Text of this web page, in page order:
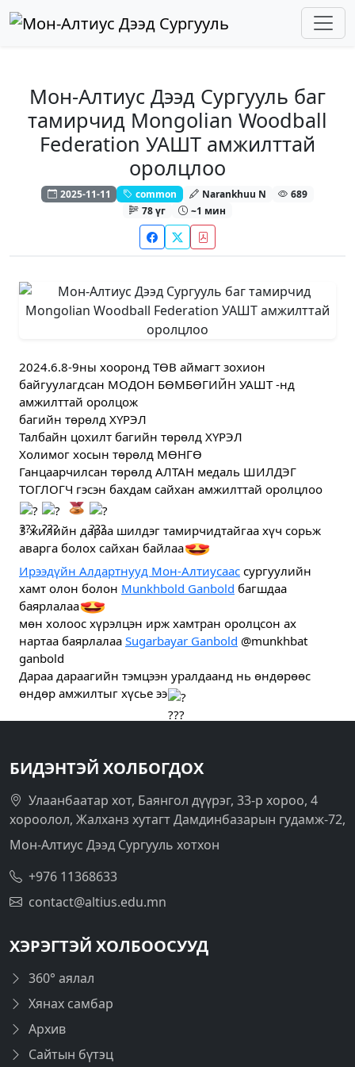
Мон-Алтиус Дээд Сургууль баг
тамирчид Mongolian Woodball
Federation УАШТ амжилттай
оролцлоо
2025-11-11 common Narankhuu N
689
78 үг
~1 мин
2024.6.8-9ны хооронд ТӨВ аймагт зохион
байгуулагдсан МОДОН БӨМБӨГИЙН УАШТ -нд
амжилттай оролцож
багийн төрөлд ХҮРЭЛ
Талбайн цохилт багийн төрөлд ХҮРЭЛ
Холимог хосын төрөлд МӨНГӨ
Ганцаарчилсан төрөлд АЛТАН мeдаль ШИЛДЭГ
ТОГЛОГЧ гэсэн бахдам сайхан амжилттай оролцлоо
3 жилийн дараа шилдэг тамирчидтайгаа хүч сорьж
аварга болох сайхан байлаа
Ирээдүйн Алдартнууд Мон-Алтиусаас сургуулийн
хамт олон болон Munkhbold Ganbold багшдаа
баярлалаа
мөн холоос хүрэлцэн ирж хамтран оролцсон ах
нартаа баярлалаа Sugarbayar Ganbold @munkhbat
ganbold
Дараа дараагийн тэмцээн уралдаанд нь өндөрөөс
өндөр амжилтыг хүсьe ээ
БИДЭНТЭЙ ХОЛБОГДОХ
Улаанбаатар хот, Баянгол дүүрэг, 33-р хороо, 4
хороолол, Жалханз хутагт Дамдинбазарын гудамж-72,
Мон-Алтиус Дээд Сургууль хотхон
+976 11368633
contact@altius.edu.mn
ХЭРЭГТЭЙ ХОЛБООСУУД
360° аялал
Хянах самбар
Архив
Сайтын бүтэц